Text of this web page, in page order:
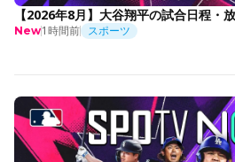
【2026年8月】大谷翔平の試合日程・
New1時間前 スポーツ